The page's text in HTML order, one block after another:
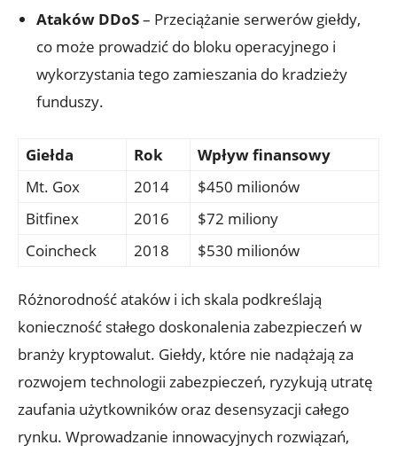
Ataków DDoS– Przeciążanie serwerów ⁣giełdy,
co⁢ może prowadzić do bloku operacyjnego i
⁤wykorzystania tego zamieszania do kradzieży
funduszy.
Giełda Rok
Wpływ finansowy
Mt.⁣ Gox
2014
$450 milionów
Bitfinex
2016
$72 ​miliony
Coincheck
2018 $530⁣ milionów
Różnorodność ataków ‍i ich skala podkreślają
konieczność stałego doskonalenia⁢ zabezpieczeń w
branży kryptowalut. Giełdy, które ⁢nie nadążają za
rozwojem technologii zabezpieczeń, ryzykują utratę
zaufania użytkowników⁣ oraz desensyzacji całego⁣
rynku. Wprowadzanie innowacyjnych ⁢rozwiązań,